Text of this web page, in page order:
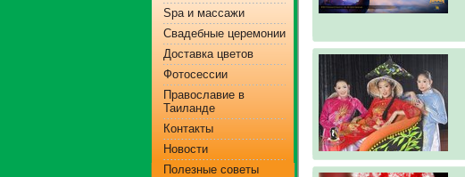
Spa и массажи
Свадебные церемонии
Доставка цветов
Фотосессии
Православие в
Таиланде
Контакты
Новости
Полезные советы